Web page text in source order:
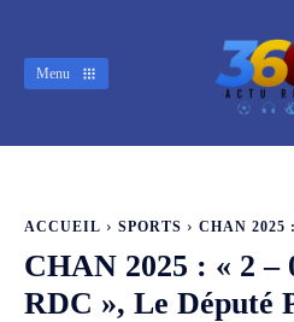
Menu
ACCUEIL SPORTS CHAN 2025
CHAN 2025 : « 2 –
RDC », Le Député